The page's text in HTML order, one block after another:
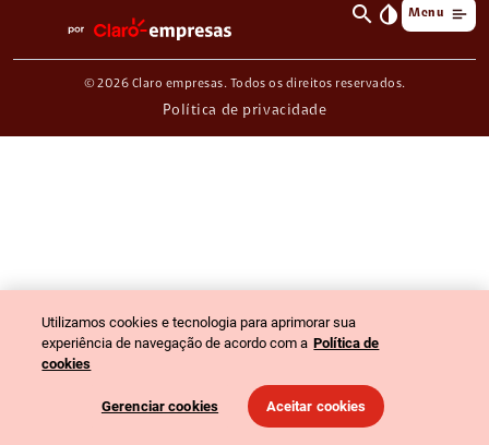
search invert_colors Menu
© 2026 Claro empresas. Todos os direitos reservados.
Política de privacidade
Utilizamos cookies e tecnologia para aprimorar sua
experiência de navegação de acordo com a Política de
cookies
Gerenciar cookies Aceitar cookies